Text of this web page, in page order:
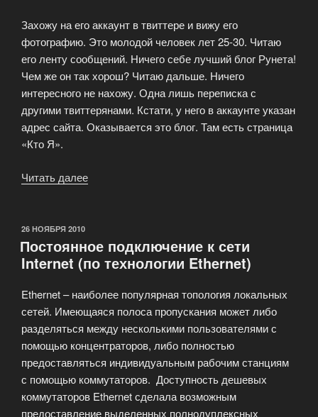
Захожу на его аккаунт в твиттере и вижу его
фотографию. Это молодой человек лет 25-30. Читаю
его ленту сообщений. Ничего себе лучший блог Рунета!
Чем же он так хорош? Читаю дальше. Ничего
интересного не нахожу. Одна лишь переписка с
другими твиттерянами. Кстати, у него в аккаунте указан
адрес сайта. Оказывается это блог. Там есть страница
«Кто Я».
Читать далее
ОПУБЛИКОВАНО
26 НОЯБРЯ 2010
Постоянное подключение к сети
Internet (по технологии Ethernet)
Ethernet – наиболее популярная топология локальных
сетей. Имеющаяся полоса пропускания может либо
разделяться между несколькими пользователями с
помощью концентраторов, либо полностью
предоставляться индивидуальным рабочим станциям
с помощью коммутаторов. Доступность дешевых
коммутаторов Ethernet сделала возможным
предоставление выделенных полнодуплексных